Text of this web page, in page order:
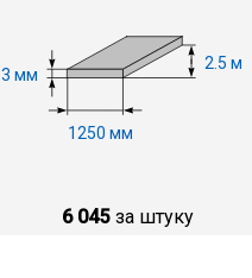
3 мм
2.5 м
1250 мм
6 045 за штуку